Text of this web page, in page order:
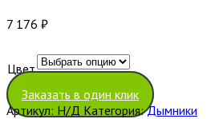
7 176 ₽
Цвет
Очистить
Заказать в один клик
Артикул: Н/Д Категория:Дымники